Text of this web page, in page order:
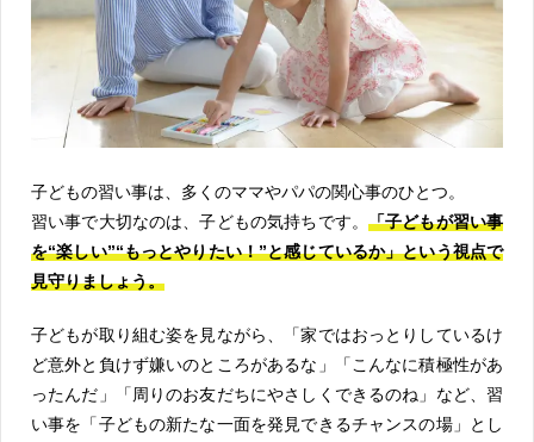
子どもの習い事は、多くのママやパパの関心事のひとつ。
習い事で大切なのは、子どもの気持ちです。 「子どもが習い事
を“楽しい”“もっとやりたい！”と感じているか」という視点で
見守りましょう。
子どもが取り組む姿を見ながら、「家ではおっとりしているけ
ど意外と負けず嫌いのところがあるな」「こんなに積極性があ
ったんだ」「周りのお友だちにやさしくできるのね」など、習
い事を「子どもの新たな一面を発見できるチャンスの場」とし